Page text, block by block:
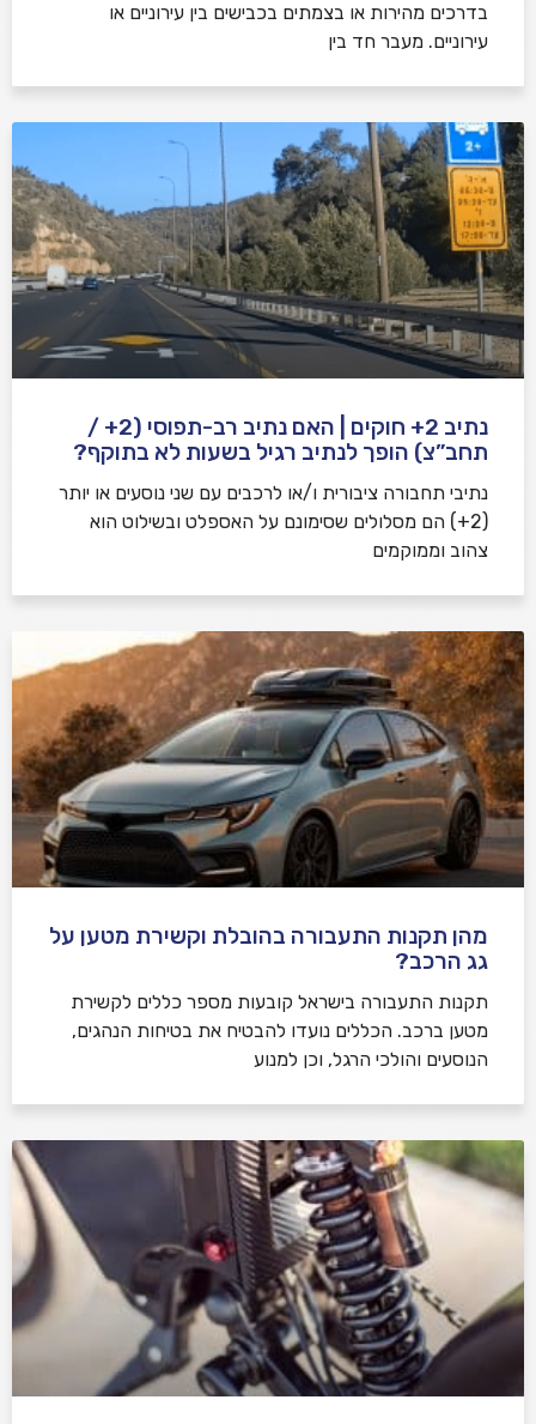
בדרכים מהירות או בצמתים בכבישים בין עירוניים או
עירוניים. מעבר חד בין
נתיב 2+ חוקים | האם נתיב רב-תפוסי (2+ /
תחב”צ) הופך לנתיב רגיל בשעות לא בתוקף?
נתיבי תחבורה ציבורית ו/או לרכבים עם שני נוסעים או יותר
(2+) הם מסלולים שסימונם על האספלט ובשילוט הוא
צהוב וממוקמים
מהן תקנות התעבורה בהובלת וקשירת מטען על
גג הרכב?
תקנות התעבורה בישראל קובעות מספר כללים לקשירת
מטען ברכב. הכללים נועדו להבטיח את בטיחות הנהגים,
הנוסעים והולכי הרגל, וכן למנוע